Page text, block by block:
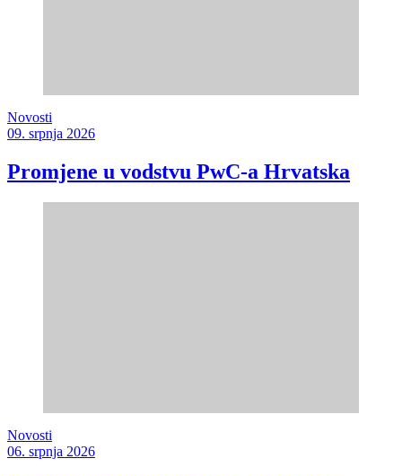
Novosti
09. srpnja 2026
Promjene u vodstvu PwC-a Hrvatska
Novosti
06. srpnja 2026